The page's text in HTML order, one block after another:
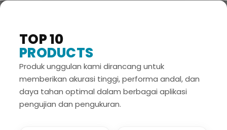
TOP 10
PRODUCTS
Produk unggulan kami dirancang untuk
memberikan akurasi tinggi, performa andal, dan
daya tahan optimal dalam berbagai aplikasi
pengujian dan pengukuran.